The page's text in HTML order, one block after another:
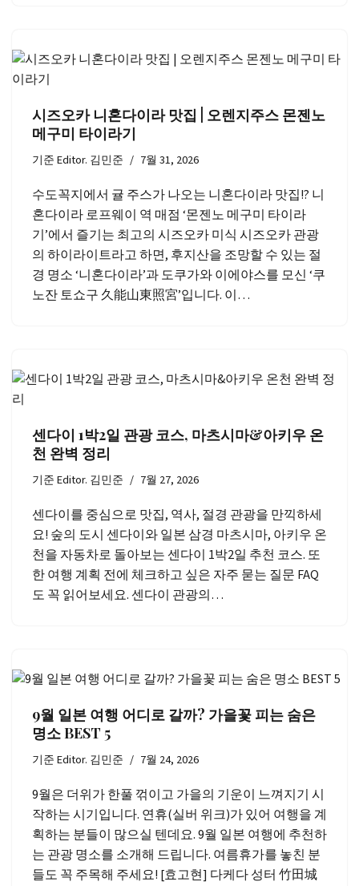
시즈오카 니혼다이라 맛집 | 오렌지주스 몬젠노
메구미 타이라기
기준Editor. 김민준 7월 31, 2026
수도꼭지에서 귤 주스가 나오는 니혼다이라 맛집!? 니
혼다이라 로프웨이 역 매점 ‘몬젠노 메구미 타이라
기’에서 즐기는 최고의 시즈오카 미식 시즈오카 관광
의 하이라이트라고 하면, 후지산을 조망할 수 있는 절
경 명소 ‘니혼다이라’과 도쿠가와 이에야스를 모신 ‘쿠
노잔 토쇼구 久能山東照宮’입니다. 이…
센다이 1박2일 관광 코스, 마츠시마&아키우 온
천 완벽 정리
기준Editor. 김민준 7월 27, 2026
센다이를 중심으로 맛집, 역사, 절경 관광을 만끽하세
요! 숲의 도시 센다이와 일본 삼경 마츠시마, 아키우 온
천을 자동차로 돌아보는 센다이 1박2일 추천 코스. 또
한 여행 계획 전에 체크하고 싶은 자주 묻는 질문 FAQ
도 꼭 읽어보세요. 센다이 관광의…
9월 일본 여행 어디로 갈까? 가을꽃 피는 숨은
명소 BEST 5
기준Editor. 김민준 7월 24, 2026
9월은 더위가 한풀 꺾이고 가을의 기운이 느껴지기 시
작하는 시기입니다. 연휴(실버 위크)가 있어 여행을 계
획하는 분들이 많으실 텐데요. 9월 일본 여행에 추천하
는 관광 명소를 소개해 드립니다. 여름휴가를 놓친 분
들도 꼭 주목해 주세요! [효고현] 다케다 성터 竹田城